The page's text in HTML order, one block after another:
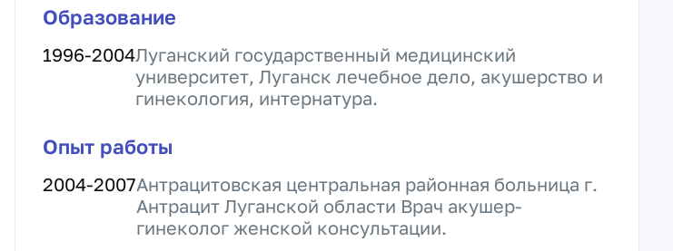
Образование
1996-2004Луганский государственный медицинский
университет, Луганск лечебное дело, акушерство и
гинекология, интернатура.
Опыт работы
2004-2007Антрацитовская центральная районная больница г.
Антрацит Луганской области Врач акушер-
гинеколог женской консультации.